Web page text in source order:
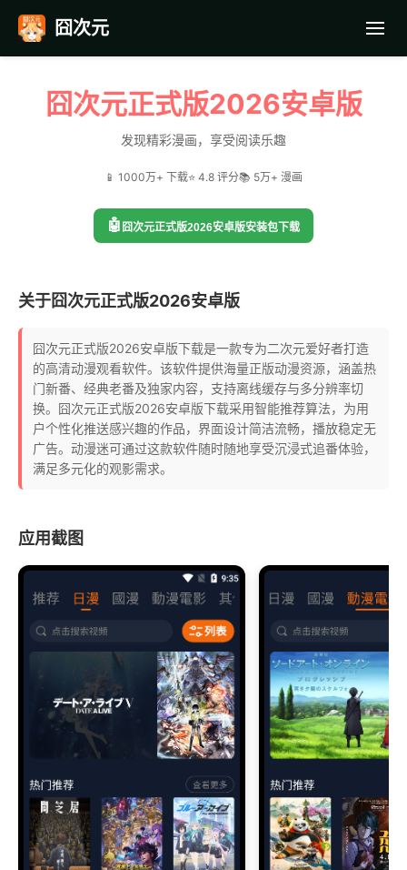
囧次元
囧次元正式版2026安卓版
发现精彩漫画，享受阅读乐趣
📱 1000万+ 下载⭐ 4.8 评分📚 5万+ 漫画
🤖 囧次元正式版2026安卓版安装包下载
关于囧次元正式版2026安卓版
囧次元正式版2026安卓版下载是一款专为二次元爱好者打造
的高清动漫观看软件。该软件提供海量正版动漫资源，涵盖热
门新番、经典老番及独家内容，支持离线缓存与多分辨率切
换。囧次元正式版2026安卓版下载采用智能推荐算法，为用
户个性化推送感兴趣的作品，界面设计简洁流畅，播放稳定无
广告。动漫迷可通过这款软件随时随地享受沉浸式追番体验，
满足多元化的观影需求。
应用截图